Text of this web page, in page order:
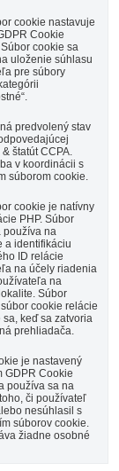
cookie nastavuje
Cookie
cookie sa
uloženie súhlasu
pre súbory
predvolený stav
štatút CCPA.
v koordinácii s
súborom cookie.
cookie je natívny
PHP. Súbor
používa na
a identifikáciu
ID relácie
na účely riadenia
na
Súbor
cookie relácie
sa, keď sa zatvoria
prehliadača.
je nastavený
GDPR Cookie
používa sa na
či používateľ
nesúhlasil s
súborov cookie.
žiadne osobné